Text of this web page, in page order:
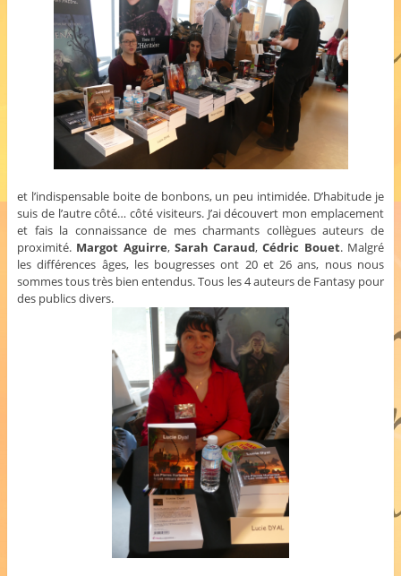
et l’indispensable boite de bonbons, un peu intimidée. D’habitude je
suis de l’autre côté… côté visiteurs. J’ai découvert mon emplacement
et fais la connaissance de mes charmants collègues auteurs de
proximité. Margot Aguirre, Sarah Caraud,Cédric Bouet. Malgré
les différences âges, les bougresses ont 20 et 26 ans, nous nous
sommes tous très bien entendus. Tous les 4 auteurs de Fantasy pour
des publics divers.